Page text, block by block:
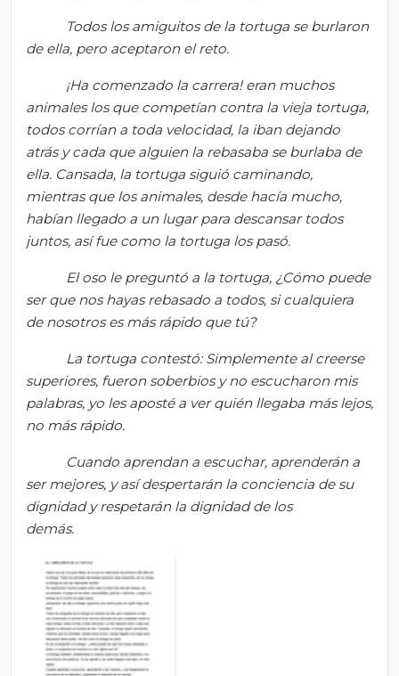
Todos los amiguitos de la tortuga se burlaron
de ella, pero aceptaron el reto.
¡Ha comenzado la carrera! eran muchos
animales los que competían contra la vieja tortuga,
todos corrían a toda velocidad, la iban dejando
atrás y cada que alguien la rebasaba se burlaba de
ella. Cansada, la tortuga siguió caminando,
mientras que los animales, desde hacía mucho,
habían llegado a un lugar para descansar todos
juntos, así fue como la tortuga los pasó.
El oso le preguntó a la tortuga, ¿Cómo puede
ser que nos hayas rebasado a todos, si cualquiera
de nosotros es más rápido que tú?
La tortuga contestó: Simplemente al creerse
superiores, fueron soberbiosy no escucharon mis
palabras, yo les aposté a ver quién llegaba más lejos,
no más rápido.
Cuando aprendan a escuchar, aprenderán a
ser mejores, y así despertarán la conciencia de su
dignidad y respetarán la dignidad de los
demás.